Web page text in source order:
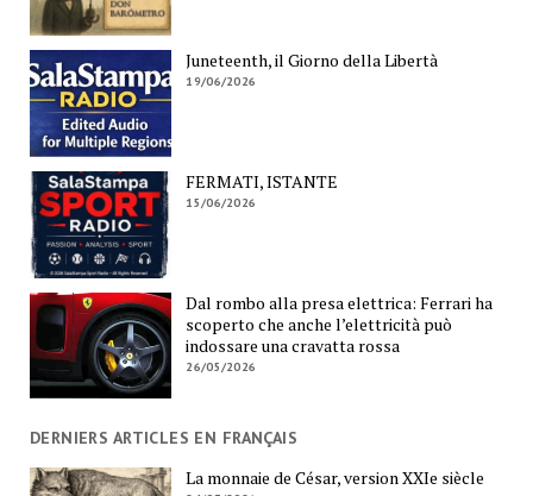
Juneteenth, il Giorno della Libertà
19/06/2026
FERMATI, ISTANTE
15/06/2026
Dal rombo alla presa elettrica: Ferrari ha
scoperto che anche l’elettricità può
indossare una cravatta rossa
26/05/2026
DERNIERS ARTICLES EN FRANÇAIS
La monnaie de César, version XXIe siècle